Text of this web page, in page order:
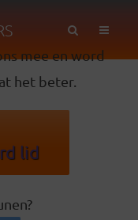
mee en word
het beter.
lid